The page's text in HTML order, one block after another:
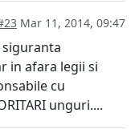
Mar 11, 2014, 09:47
in afara legii si
cu
unguri....